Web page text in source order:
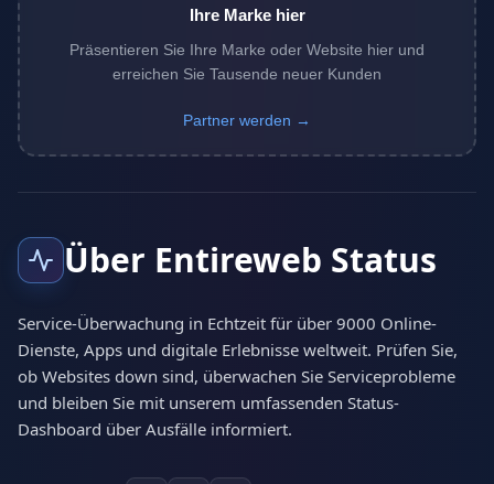
Ihre Marke hier
Präsentieren Sie Ihre Marke oder Website hier und
erreichen Sie Tausende neuer Kunden
Partner werden →
Über Entireweb Status
Service-Überwachung in Echtzeit für über 9000 Online-
Dienste, Apps und digitale Erlebnisse weltweit. Prüfen Sie,
ob Websites down sind, überwachen Sie Serviceprobleme
und bleiben Sie mit unserem umfassenden Status-
Dashboard über Ausfälle informiert.